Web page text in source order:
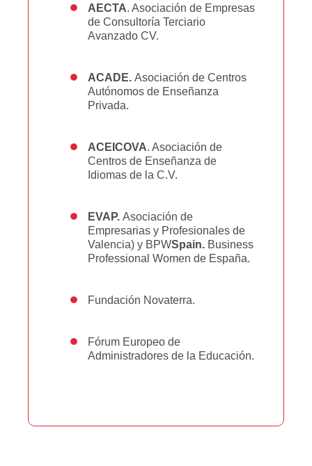
AECTA. Asociación de Empresas
de Consultoría Terciario
Avanzado CV.
ACADE. Asociación de Centros
Autónomos de Enseñanza
Privada.
ACEICOVA. Asociación de
Centros de Enseñanza de
Idiomas de la C.V.
EVAP. Asociación de
Empresarias y Profesionales de
Valencia) y BPWSpain. Business
Professional Women de España.
Fundación Novaterra.
Fórum Europeo de
Administradores de la Educación.